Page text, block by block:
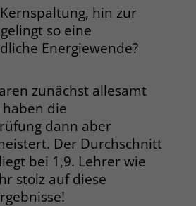
hin zur
so eine
Energiewende?
zunächst allesamt
die
dann aber
Der Durchschnitt
bei 1,9. Lehrer wie
stolz auf diese
frostig-schule.de
Cookie Opt-In